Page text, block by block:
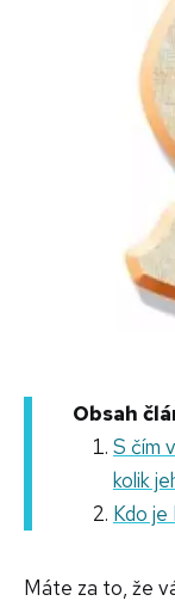
Obsah
S čím
kolik
Kdo je
Máte za to, že